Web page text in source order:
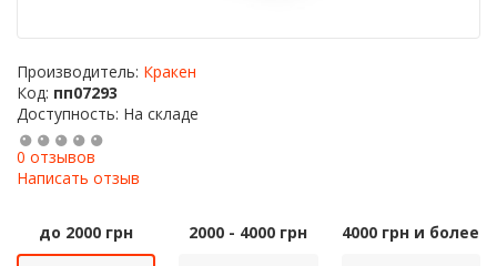
Производитель: Кракен
Код: пп07293
Доступность: На складе
0 отзывов
Написать отзыв
до 2000 грн 2000 - 4000 грн 4000 грн и более